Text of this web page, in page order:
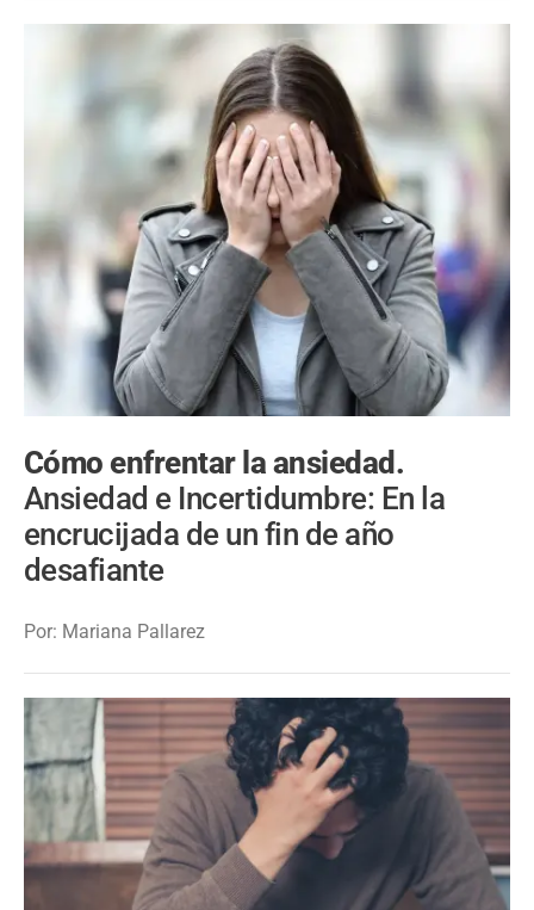
Cómo enfrentar la ansiedad.
Ansiedad e Incertidumbre: En la
encrucijada de un fin de año
desafiante
Por: Mariana Pallarez